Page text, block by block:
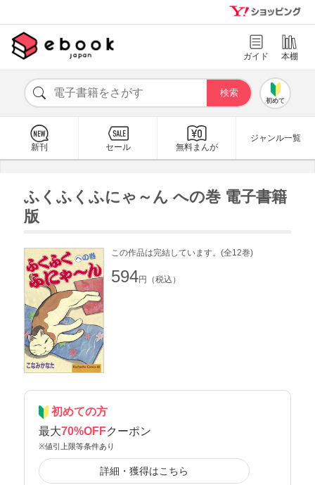
ガイド 本棚
初めて
新刊 セール 無料まんが
ジャンル一覧
ふくふくふにゃ～ん への巻 電子書籍
版
この作品は完結しています。(全12巻)
594円（税込）
初めての方
最大70%OFFクーポン
※値引上限等条件あり
詳細・獲得はこちら